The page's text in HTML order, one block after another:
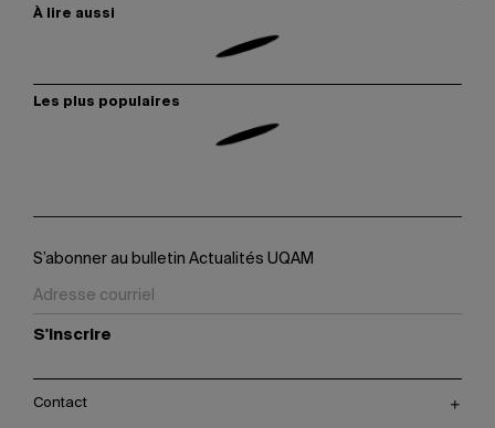
À lire aussi
Les plus populaires
S’abonner au bulletin Actualités UQAM
S'inscrire
Contact